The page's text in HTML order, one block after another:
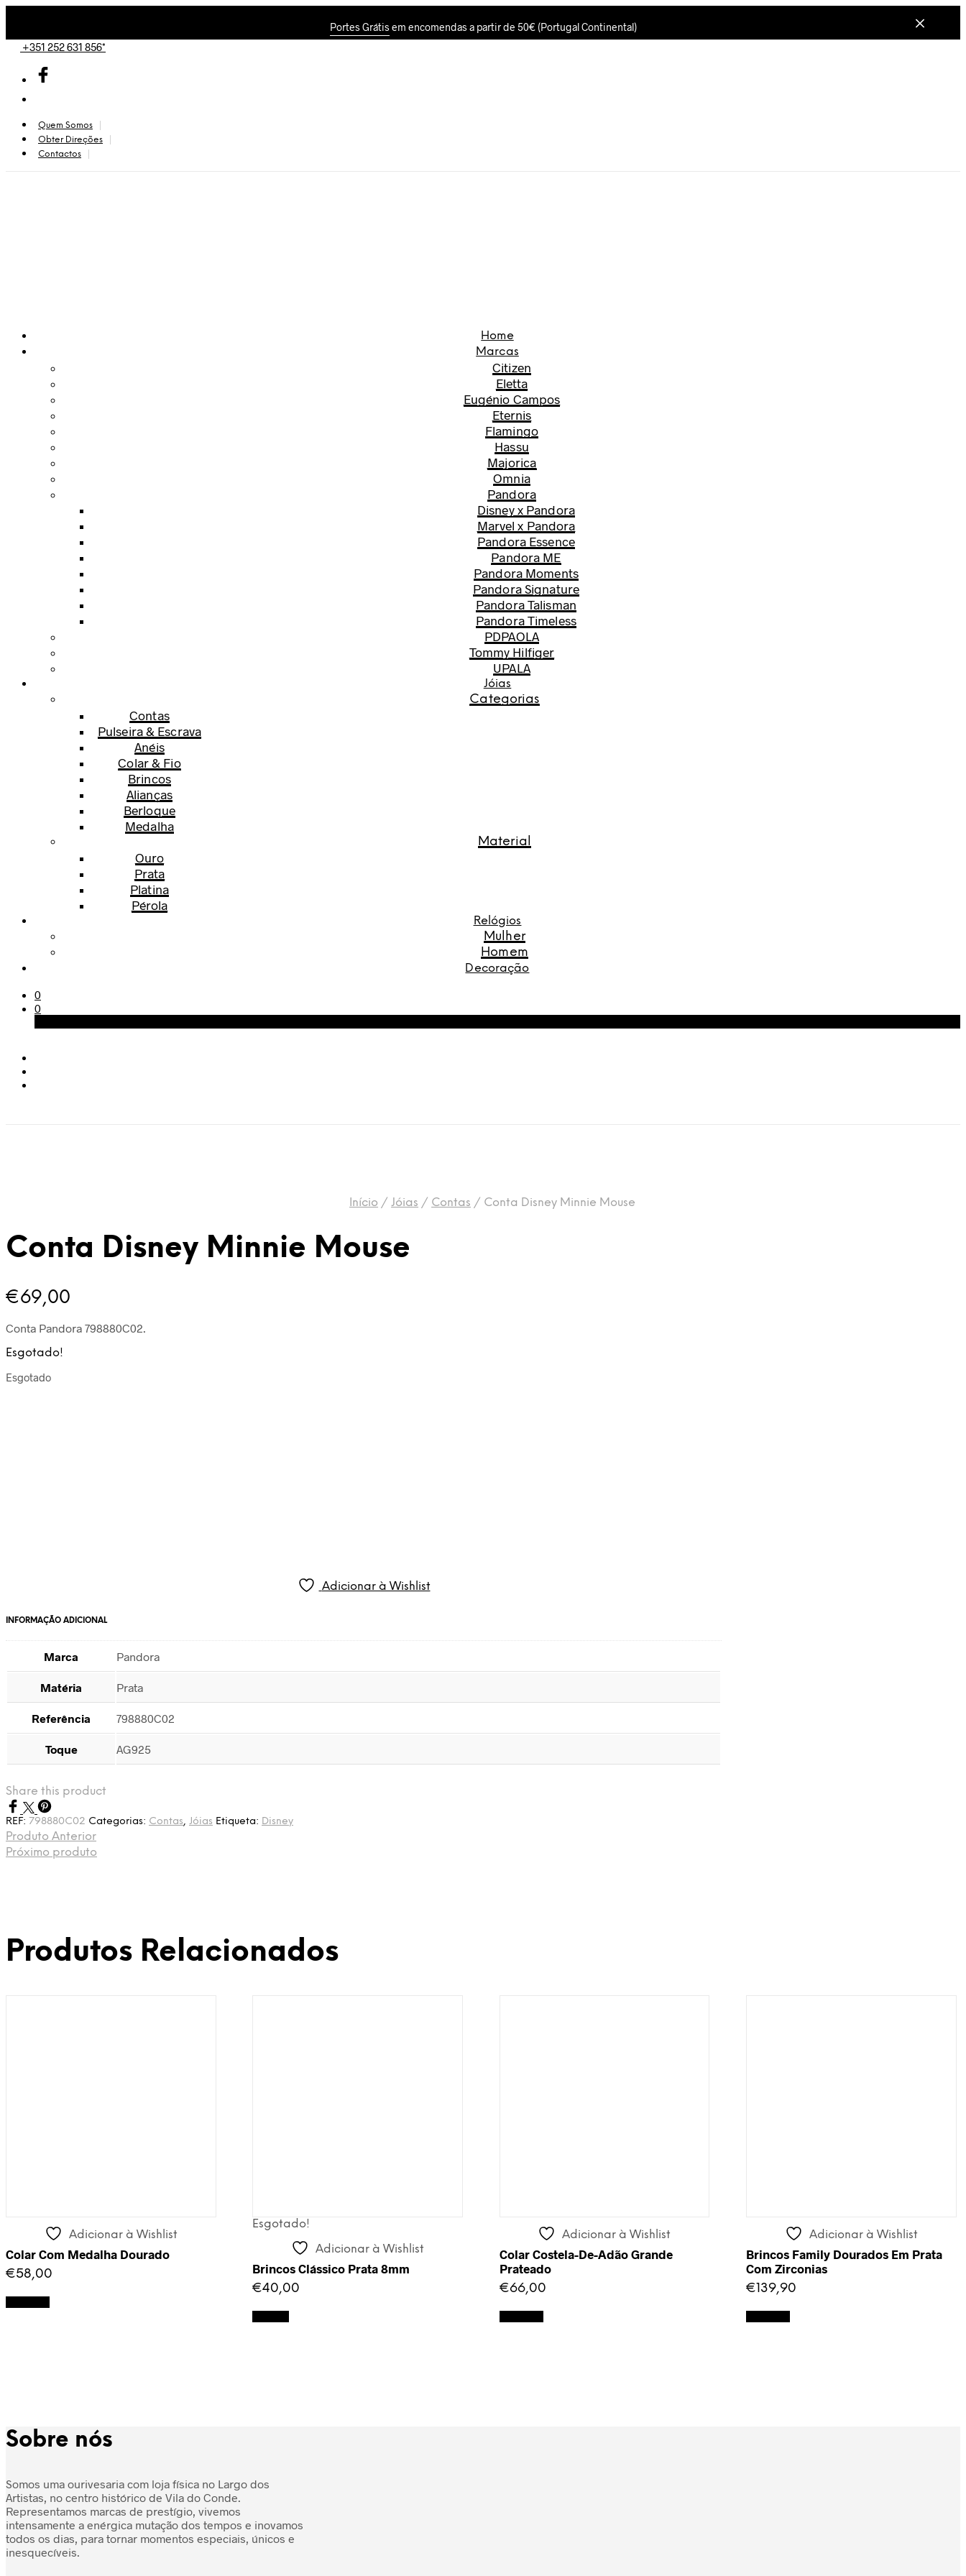
Portes Grátisem encomendas a partir de 50€ (Portugal Continental)
+351 252 631 856*
Quem Somos
Obter Direções
Contactos
Home
Marcas
Citizen
Eletta
Eugénio Campos
Eternis
Flamingo
Hassu
Majorica
Omnia
Pandora
Disney x Pandora
Marvel x Pandora
Pandora Essence
Pandora ME
Pandora Moments
Pandora Signature
Pandora Talisman
Pandora Timeless
PDPAOLA
Tommy Hilfiger
UPALA
Jóias
Categorias
Contas
Pulseira & Escrava
Anéis
Colar & Fio
Brincos
Alianças
Berloque
Medalha
Material
Ouro
Prata
Platina
Pérola
Relógios
Mulher
Homem
Decoração
0
0
Início / Jóias / Contas / Conta Disney Minnie Mouse
Conta Disney Minnie Mouse
€69,00
Conta Pandora 798880C02
Esgotado!
Esgotado
Adicionar à Wishlist
INFORMAÇÃO ADICIONAL
Marca Pandora
Matéria Prata
Referência 798880C02
Toque AG925
Share this product
REF: 798880C02 Categorias: Contas, Jóias Etiqueta: Disney
Produto Anterior
Próximo produto
Produtos Relacionados
Adicionar à Wishlist
Colar Com Medalha Dourado
€58,00
Esgotado!
Adicionar à Wishlist
Brincos Clássico Prata 8mm
€40,00
Adicionar à Wishlist
Colar Costela-De-Adão Grande
Prateado
€66,00
Adicionar à Wishlist
Brincos Family Dourados Em Prata
Com Zirconias
€139,90
Sobre nós
Somos uma ourivesaria com loja física no Largo dos
Artistas, no centro histórico de Vila do Conde.
Representamos marcas de prestígio, vivemos
intensamente a enérgica mutação dos tempos e inovamos
todos os dias, para tornar momentos especiais, únicos e
inesquecíveis.